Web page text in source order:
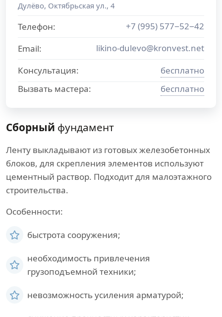
Дулёво, Октябрьская ул., 4
Телефон:
+7 (995) 577−52−42
Email:
likino-dulevo@kronvest.net
Консультация:
бесплатно
Вызвать мастера:
бесплатно
Сборный фундамент
Ленту выкладывают из готовых железобетонных
блоков, для скрепления элементов используют
цементный раствор. Подходит для малоэтажного
строительства.
Особенности:
быстрота сооружения;
необходимость привлечения
грузоподъемной техники;
невозможность усиления арматурой;